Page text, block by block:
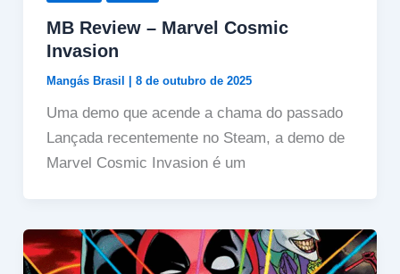
MB Review – Marvel Cosmic
Invasion
Mangás Brasil 8 de outubro de 2025
Uma demo que acende a chama do passado
Lançada recentemente no Steam, a demo de
Marvel Cosmic Invasion é um